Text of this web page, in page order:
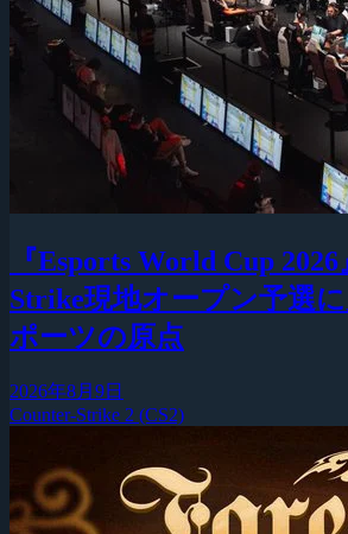
『Esports World Cup
Strike現地オープン予選に
ポーツの原点
2026年8月9日
Counter-Strike 2 (CS2)